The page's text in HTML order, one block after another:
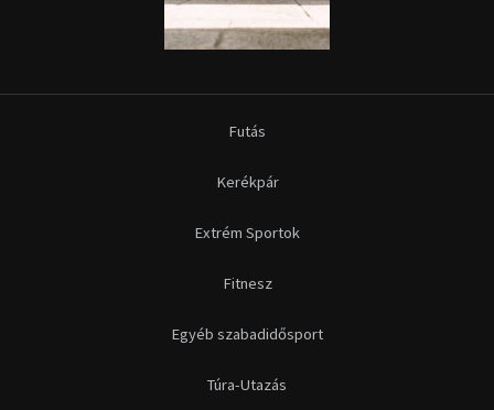
Futás
Kerékpár
Extrém Sportok
Fitnesz
Egyéb szabadidősport
Túra-Utazás